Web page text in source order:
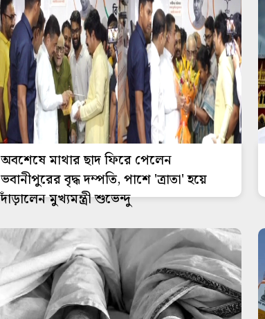
অবশেষে মাথার ছাদ ফিরে পেলেন
ভবানীপুরের বৃদ্ধ দম্পতি, পাশে 'ত্রাতা' হয়ে
দাঁড়ালেন মুখ্যমন্ত্রী শুভেন্দু